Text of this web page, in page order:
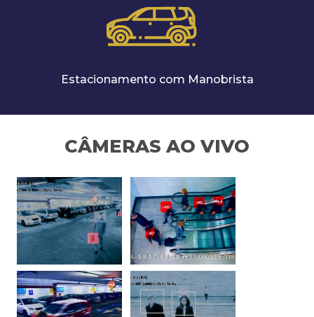
Estacionamento com Manobrista
CÂMERAS AO VIVO